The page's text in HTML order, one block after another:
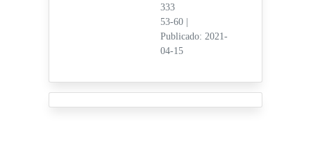
333
53-60
Publicado: 2021-
04-15